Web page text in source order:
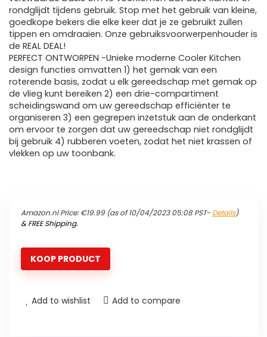
rondglijdt tijdens gebruik. Stop met het gebruik van kleine,
goedkope bekers die elke keer dat je ze gebruikt zullen
tippen en omdraaien. Onze gebruiksvoorwerpenhouder is
de REAL DEAL!
PERFECT ONTWORPEN -Unieke moderne Cooler Kitchen
design functies omvatten 1) het gemak van een
roterende basis, zodat u elk gereedschap met gemak op
de vlieg kunt bereiken 2) een drie-compartiment
scheidingswand om uw gereedschap efficiënter te
organiseren 3) een gegrepen inzetstuk aan de onderkant
om ervoor te zorgen dat uw gereedschap niet rondglijdt
bij gebruik 4) rubberen voeten, zodat het niet krassen of
vlekken op uw toonbank.
Amazon.nl Price:€19.99(as of 10/04/2023 05:08 PST- Details)
&FREE Shipping.
KOOP PRODUCT
Add to wishlist Add to compare